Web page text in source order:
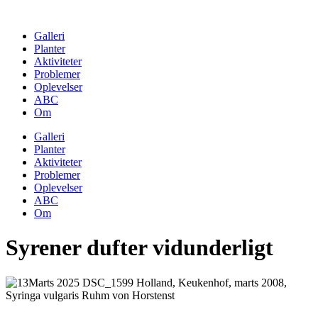
contentGalleri
Planter
Aktiviteter
Problemer
Oplevelser
ABC
Om
Galleri
Planter
Aktiviteter
Problemer
Oplevelser
ABC
Om
Syrener dufter vidunderligt